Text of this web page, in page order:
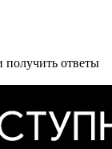
получить ответы